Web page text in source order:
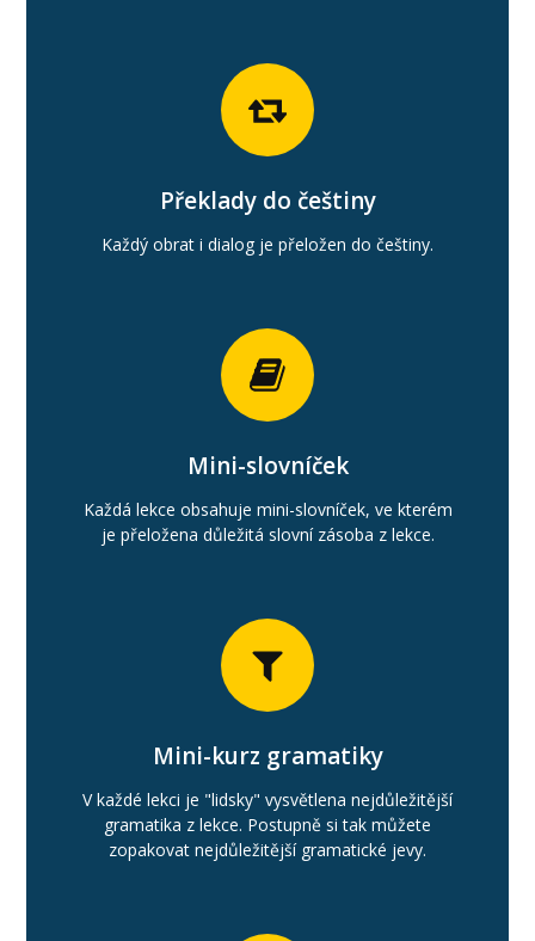
Překlady do češtiny
Každý obrat i dialog je přeložen do češtiny.
Mini-slovníček
Každá lekce obsahuje mini-slovníček, ve kterém
je přeložena důležitá slovní zásoba z lekce.
Mini-kurz gramatiky
V každé lekci je "lidsky" vysvětlena nejdůležitější
gramatika z lekce. Postupně si tak můžete
zopakovat nejdůležitější gramatické jevy.